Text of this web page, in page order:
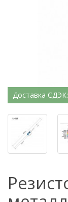
Доставка